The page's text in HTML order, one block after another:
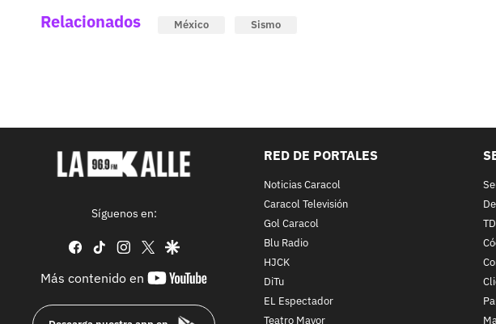
Relacionados México Sismo
Síguenos en:
facebook
tiktok instagram
twittergoogle
Más contenido en
youtube-
RED DE PORTALES
Noticias Caracol
Caracol Televisión
Gol Caracol
Blu Radio
HJCK
DiTu
EL Espectador
Teatro Mayor